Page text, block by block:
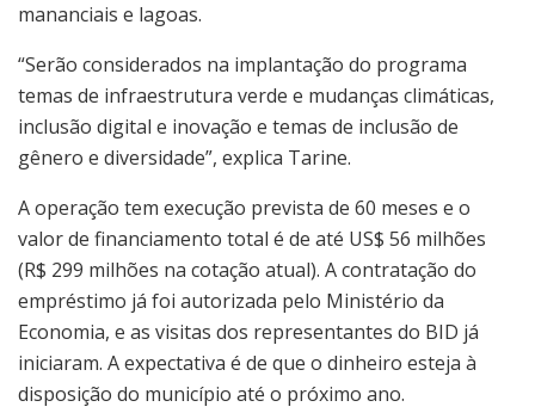
mananciais e lagoas.
“Serão considerados na implantação do programa
temas de infraestrutura verde e mudanças climáticas,
inclusão digital e inovação e temas de inclusão de
gênero e diversidade”, explica Tarine.
A operação tem execução prevista de 60 meses e o
valor de financiamento total é de até US$ 56 milhões
(R$ 299 milhões na cotação atual). A contratação do
empréstimo já foi autorizada pelo Ministério da
Economia, e as visitas dos representantes do BID já
iniciaram. A expectativa é de que o dinheiro esteja à
disposição do município até o próximo ano.